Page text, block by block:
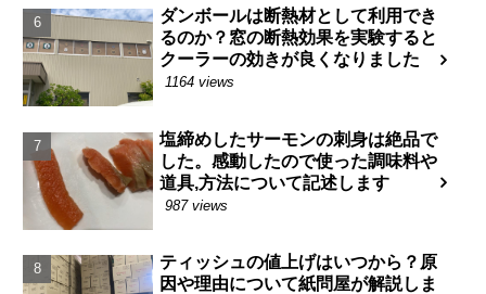
ダンボールは断熱材として利用でき
るのか？窓の断熱効果を実験すると
クーラーの効きが良くなりました
1164 views
塩締めしたサーモンの刺身は絶品で
した。感動したので使った調味料や
道具,方法について記述します
987 views
ティッシュの値上げはいつから？原
因や理由について紙問屋が解説しま